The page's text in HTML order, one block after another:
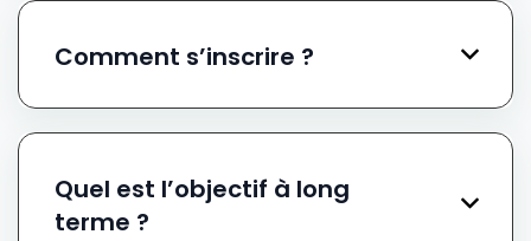
Comment s’inscrire ?
Quel est l’objectif à long
terme ?